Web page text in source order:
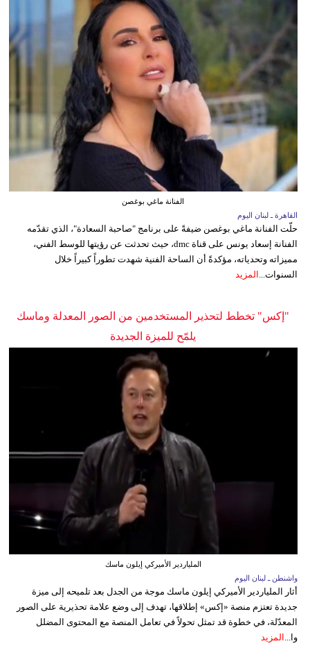
الفنانة ماغي بوغصن
القاهرة ـ لبنان اليوم
حلّت الفنانة ماغي بوغصن ضيفةً على برنامج "صاحبة السعادة"، الذي تقدّمه
الفنانة إسعاد يونس على قناة dmc، حيث تحدثت عن رؤيتها للوسط الفني،
مميزاته وتحدياته، مؤكدةً أن الساحة الفنية شهدت تطوراً كبيراً خلال
السنوات... المزيد
"إكس" تخطط لتحذير المستخدمين من الصور المعدلة وماسك
يلمّح للميزة الجديدة
الملياردير الأميركي إيلون ماسك
واشنطن ـ لبنان اليوم
أثار الملياردير الأميركي إيلون ماسك موجة من الجدل بعد تلميحه إلى ميزة
جديدة تعتزم منصة «إكس» إطلاقها، تهدف إلى وضع علامة تحذيرية على الصور
المعدّلة، في خطوة قد تمثل تحولاً في تعامل المنصة مع المحتوى المضلل
وا...
المزيد